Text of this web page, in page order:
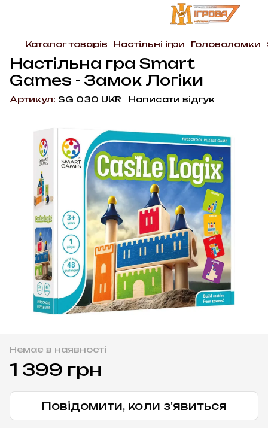
Каталог товарів Настільні ігри Головоломки
Настільна гра Smart
Games - Замок Логіки
Артикул: SG 030 UKR Написати відгук
Немає в наявності
1 399 грн
Повідомити, коли з'явиться